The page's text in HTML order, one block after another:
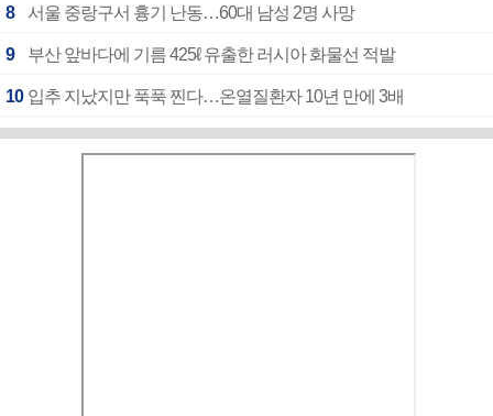
8 서울 중랑구서 흉기 난동…60대 남성 2명 사망
9 부산 앞바다에 기름 425ℓ 유출한 러시아 화물선 적발
10 입추 지났지만 푹푹 찐다…온열질환자 10년 만에 3배